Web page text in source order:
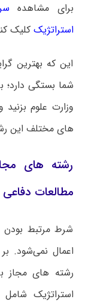
برای مشاهده
استراتژیککلیک
این که بهترین
شما بستگی دارد؛
وزارت علوم
های مختلف این
رشته های
مطالعات دفاعی
شرط مرتبط بودن
اعمال نمی‌شود.
رشته های مجاز
استراتژیک